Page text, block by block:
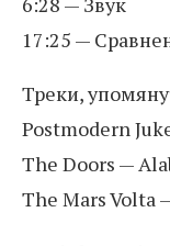
17:25 —
Треки,
Postmodern
The Doors —
The Mars Volta